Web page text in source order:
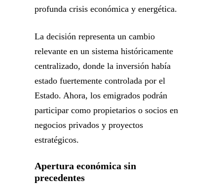
profunda crisis económica y energética.
La decisión representa un cambio
relevante en un sistema históricamente
centralizado, donde la inversión había
estado fuertemente controlada por el
Estado. Ahora, los emigrados podrán
participar como propietarios o socios en
negocios privados y proyectos
estratégicos.
Apertura económica sin
precedentes